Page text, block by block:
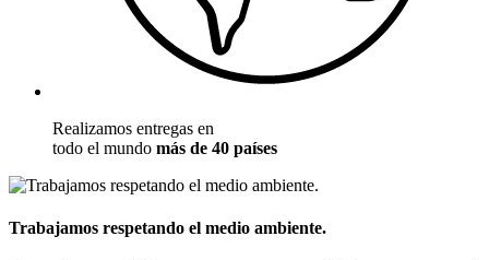
Realizamos entregas en
todo el mundo más de 40 países
Trabajamos respetando el medio ambiente.